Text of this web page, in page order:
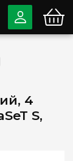
4
S,
78